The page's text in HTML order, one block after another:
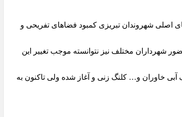
اصلی شهروندان تبریزی کمبود فضاهای تفریحی و
شهرداران مختلف نیز نتوانسته موجب تغییر این
خاوران و… کلنگ زنی و آغاز شده ولی تاکنون به